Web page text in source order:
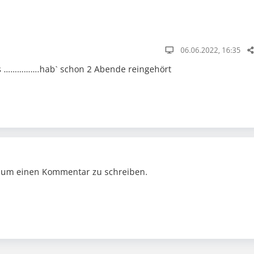
06.06.2022, 16:35
…………….hab` schon 2 Abende reingehört
um einen Kommentar zu schreiben.